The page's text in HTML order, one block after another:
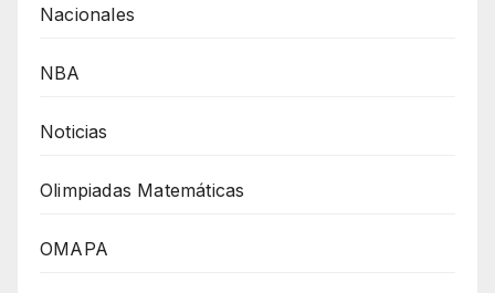
Nacionales
NBA
Noticias
Olimpiadas Matemáticas
OMAPA